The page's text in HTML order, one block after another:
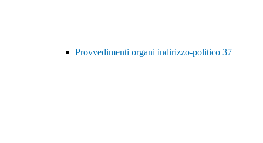
Provvedimenti organi indirizzo-politico 37